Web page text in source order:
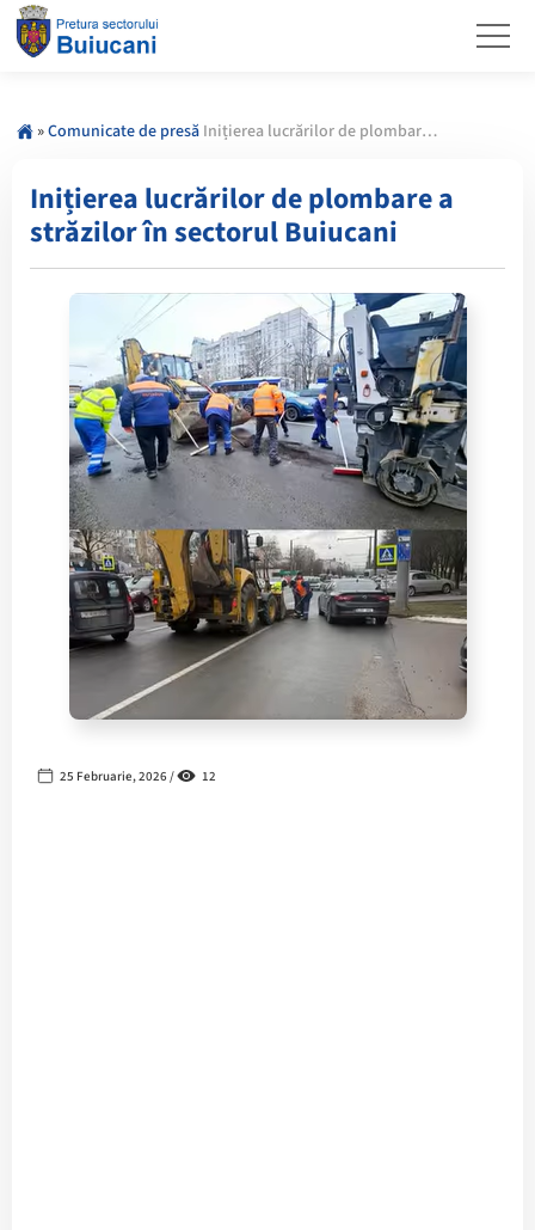
»Comunicate de presă Inițierea lucrărilor de plombare a străzilor în sectorul Buiucani
Inițierea lucrărilor de plombare a
străzilor în sectorul Buiucani
25 Februarie, 2026 / 12